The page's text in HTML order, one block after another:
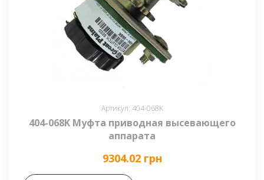
Артикул: 404-068K
404-068K Муфта приводная высевающего
аппарата
9304.02 грн